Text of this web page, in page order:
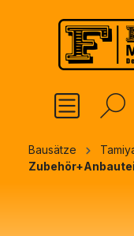
springen
Bausätze